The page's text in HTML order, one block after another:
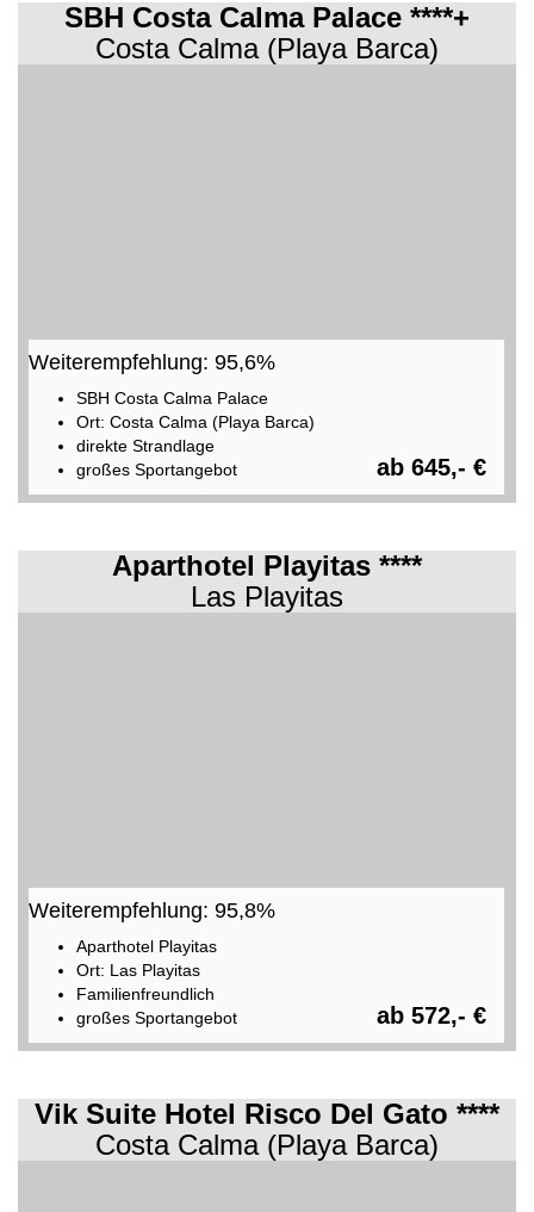
SBH Costa Calma Palace ****+
Costa Calma (Playa Barca)
Weiterempfehlung: 95,6%
SBH Costa Calma Palace
Ort: Costa Calma (Playa Barca)
direkte Strandlage
großes Sportangebot
ab 645,- €
Aparthotel Playitas ****
Las Playitas
Weiterempfehlung: 95,8%
Aparthotel Playitas
Ort: Las Playitas
Familienfreundlich
großes Sportangebot
ab 572,- €
Vik Suite Hotel Risco Del Gato ****
Costa Calma (Playa Barca)